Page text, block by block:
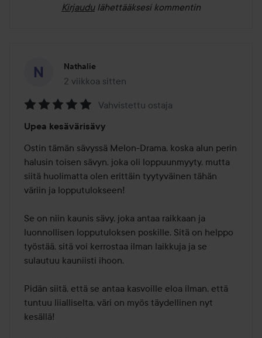
Kirjaudu lähettääksesi kommentin
Nathalie
2 viikkoa sitten
Viesti luotiin 2 viikkoa sitten
5
/
5
Vahvistettu ostaja
Upea kesävärisävy
Ostin tämän sävyssä Melon-Drama, koska alun perin
halusin toisen sävyn, joka oli loppuunmyyty, mutta
siitä huolimatta olen erittäin tyytyväinen tähän
väriin ja lopputulokseen!
Se on niin kaunis sävy, joka antaa raikkaan ja
luonnollisen lopputuloksen poskille. Sitä on helppo
työstää, sitä voi kerrostaa ilman laikkuja ja se
sulautuu kauniisti ihoon.
Pidän siitä, että se antaa kasvoille eloa ilman, että
tuntuu liialliselta, väri on myös täydellinen nyt
kesällä!